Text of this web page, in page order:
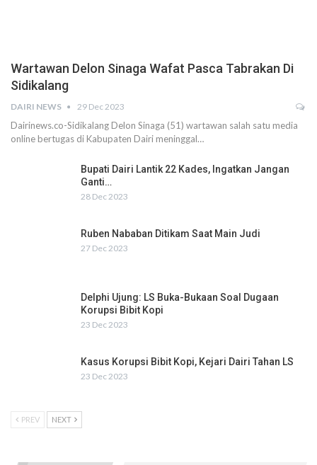
Wartawan Delon Sinaga Wafat Pasca Tabrakan Di
Sidikalang
DAIRI NEWS 29 Dec 2023
Dairinews.co-Sidikalang Delon Sinaga (51) wartawan salah satu media
online bertugas di Kabupaten Dairi meninggal…
Bupati Dairi Lantik 22 Kades, Ingatkan Jangan
Ganti…
28 Dec 2023
Ruben Nababan Ditikam Saat Main Judi
27 Dec 2023
Delphi Ujung: LS Buka-Bukaan Soal Dugaan
Korupsi Bibit Kopi
23 Dec 2023
Kasus Korupsi Bibit Kopi, Kejari Dairi Tahan LS
23 Dec 2023
PREV NEXT